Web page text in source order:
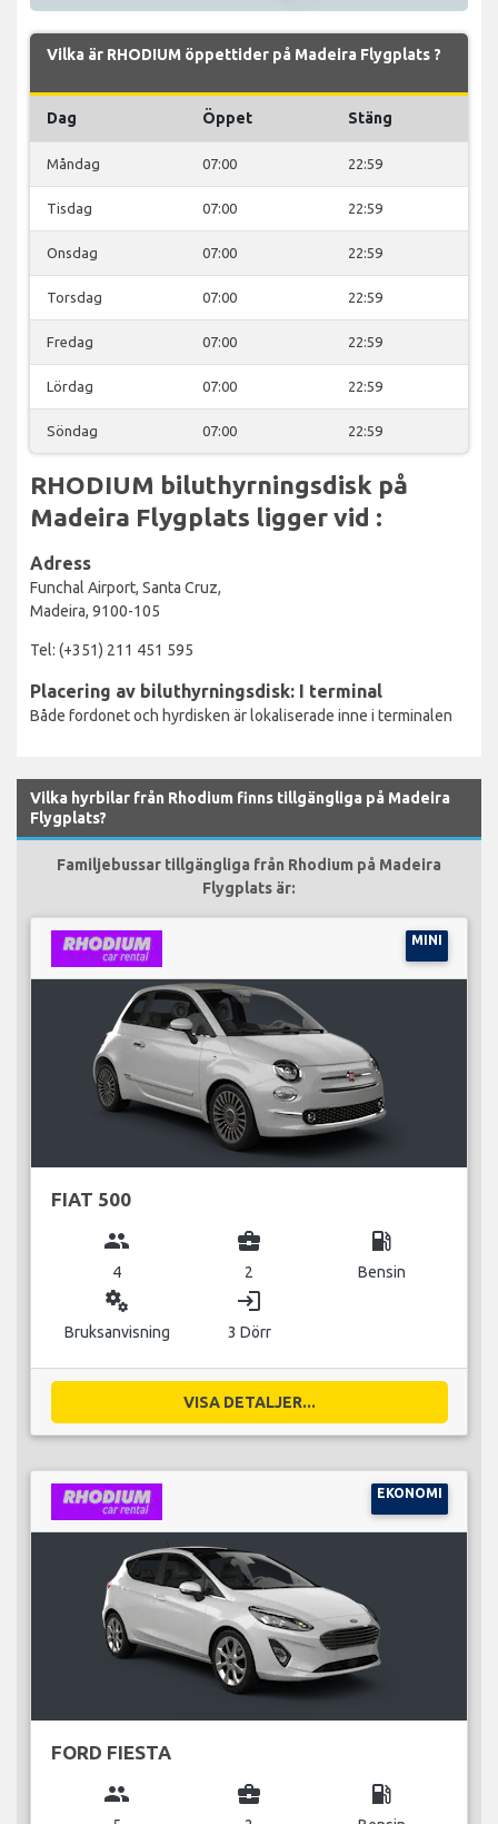
Vilka är RHODIUM öppettider på Madeira Flygplats ?
Dag Öppet Stäng
Måndag 07:00 22:59
Tisdag 07:00 22:59
Onsdag 07:00 22:59
Torsdag 07:00 22:59
Fredag 07:00 22:59
Lördag 07:00 22:59
Söndag 07:00 22:59
RHODIUM biluthyrningsdisk på
Madeira Flygplats ligger vid :
Adress
Funchal Airport, Santa Cruz,
Madeira, 9100-105
Tel: (+351) 211 451 595
Placering av biluthyrningsdisk: I terminal
Både fordonet och hyrdisken är lokaliserade inne i terminalen
Vilka hyrbilar från Rhodium finns tillgängliga på Madeira
Flygplats?
Familjebussar tillgängliga från Rhodium på Madeira
Flygplats är:
MINI
FIAT 500
group
4
business_center
2
local_gas_station
Bensin
miscellaneous_services
Bruksanvisning
login
3 Dörr
VISA DETALJER...
EKONOMI
FORD FIESTA
group business_center local_gas_station